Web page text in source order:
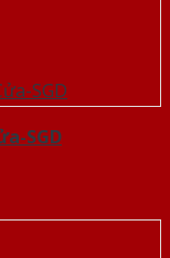
SGD